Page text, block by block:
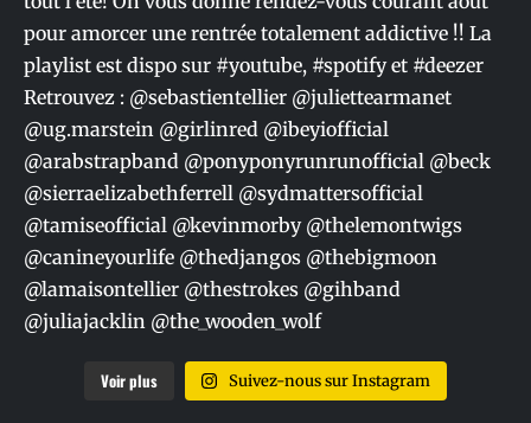
Voir plus Suivez-nous sur Instagram